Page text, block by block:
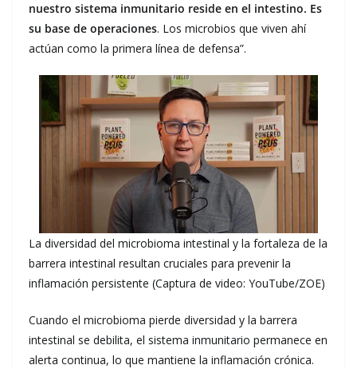
nuestro sistema inmunitario reside en el intestino. Es
su base de operaciones. Los microbios que viven ahí
actúan como la primera línea de defensa”.
La diversidad del microbioma intestinal y la fortaleza de la
barrera intestinal resultan cruciales para prevenir la
inflamación persistente (Captura de video: YouTube/ZOE)
Cuando el microbioma pierde diversidad y la barrera
intestinal se debilita, el sistema inmunitario permanece en
alerta continua, lo que mantiene la inflamación crónica.